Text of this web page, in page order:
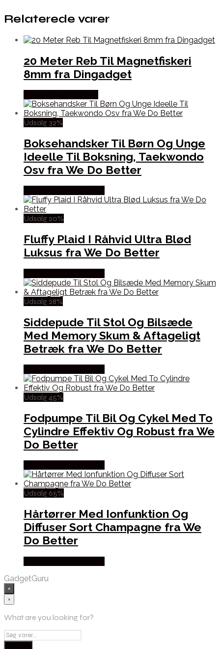
Relaterede varer
20 Meter Reb Til Magnetfiskeri
8mm fra Dingadget
Udsalg 32%
Boksehandsker Til Børn Og Unge
Ideelle Til Boksning, Taekwondo
Osv fra We Do Better
Udsalg 20%
Fluffy Plaid I Råhvid Ultra Blød
Luksus fra We Do Better
Udsalg 28%
Siddepude Til Stol Og Bilsæde
Med Memory Skum & Aftageligt
Betræk fra We Do Better
Udsalg 45%
Fodpumpe Til Bil Og Cykel Med To
Cylindre Effektiv Og Robust fra We
Do Better
Udsalg 65%
Hårtørrer Med Ionfunktion Og
Diffuser Sort Champagne fra We
Do Better
GadgetGuru
×
×
What are you looking for?